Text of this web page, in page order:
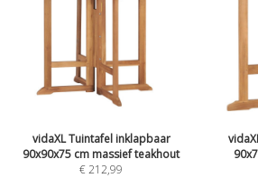
vidaXL Tuintafel inklapbaar
90x90x75 cm massief teakhout
€ 212,99